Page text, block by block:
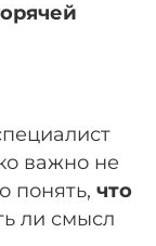
важно не
понять, что
ли смысл